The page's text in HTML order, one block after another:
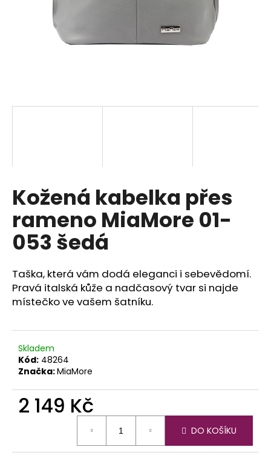
Kožená kabelka přes
rameno MiaMore 01-
053 šedá
Taška, která vám dodá eleganci i sebevědomí.
Pravá italská kůže a nadčasový tvar si najde
místečko ve vašem šatníku.
Skladem
Kód: 48264
Značka:MiaMore
2 149 Kč
DO KOŠÍKU
D
o
p
o
r
č
u
j
m